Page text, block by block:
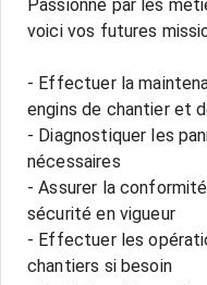
Passionné par les
voici vos futures
- Effectuer la
engins de chantier et
- Diagnostiquer les
nécessaires
- Assurer la
sécurité en vigueur
- Effectuer les
chantiers si besoin